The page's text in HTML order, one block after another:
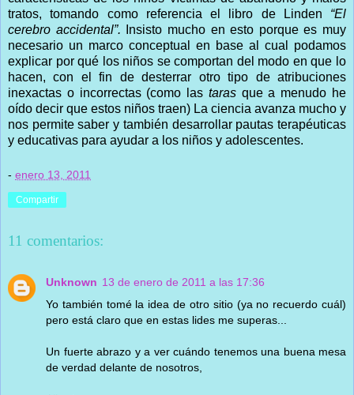
tratos, tomando como referencia el libro de Linden “El
cerebro accidental”. Insisto mucho en esto porque es muy
necesario un marco conceptual en base al cual podamos
explicar por qué los niños se comportan del modo en que lo
hacen, con el fin de desterrar otro tipo de atribuciones
inexactas o incorrectas (como las tarasque a menudo he
oído decir que estos niños traen) La ciencia avanza mucho y
nos permite saber y también desarrollar pautas terapéuticas
y educativas para ayudar a los niños y adolescentes.
- enero 13, 2011
Compartir
11 comentarios:
Unknown 13 de enero de 2011 a las 17:36
Yo también tomé la idea de otro sitio (ya no recuerdo cuál)
pero está claro que en estas lides me superas...
Un fuerte abrazo y a ver cuándo tenemos una buena mesa
de verdad delante de nosotros,